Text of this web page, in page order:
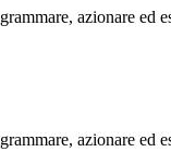
azionare ed
azionare ed